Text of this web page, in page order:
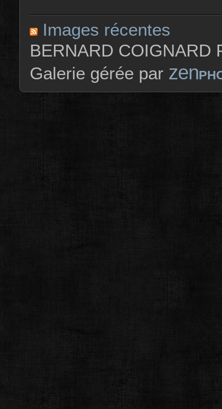
Images récentes
BERNARD COIGNARD
Galerie gérée par zen